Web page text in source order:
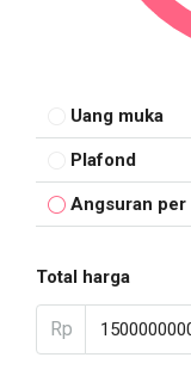
Uang muka
Plafond
Angsuran per
Total harga
Rp